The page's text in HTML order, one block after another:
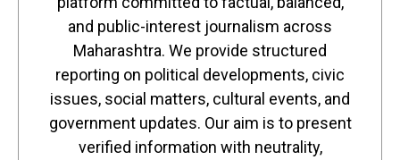
and public-interest journalism across
Maharashtra. We provide structured
reporting on political developments, civic
issues, social matters, cultural events, and
government updates. Our aim is to present
verified information with neutrality,